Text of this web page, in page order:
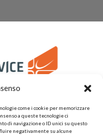
come i cookie per memorizzare
a queste tecnologie ci
di navigazione o ID unici su questo
negativamente su alcune